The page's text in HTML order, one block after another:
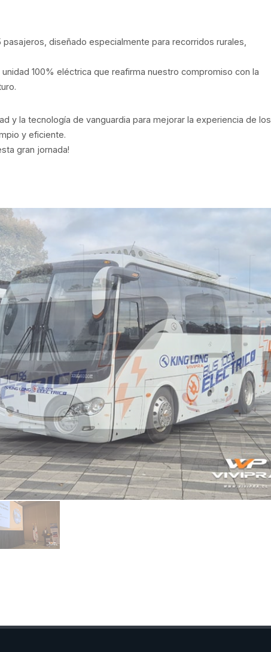
pasajeros, diseñado especialmente para recorridos rurales,
unidad 100% eléctrica que reafirma nuestro compromiso con la
y la tecnología de vanguardia para mejorar la experiencia de los
y eficiente.
gran jornada!